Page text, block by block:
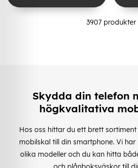
3907produkter
Skydda din telefon
högkvalitativa
Hos oss hittar du ett brett
mobilskal till din smartphone. Vi
olika modeller och du kan hitta